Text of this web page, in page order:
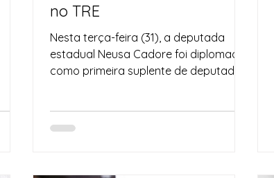
no TRE
Nesta terça-feira (31), a deputada
estadual Neusa Cadore foi diplomada
como primeira suplente de deputada